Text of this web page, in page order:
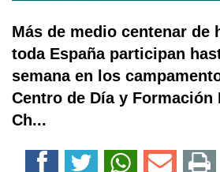
Más de medio centenar de
toda España participan
semana en los
Centro de Día y Formación
Ch...